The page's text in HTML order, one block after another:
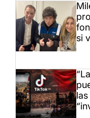
si